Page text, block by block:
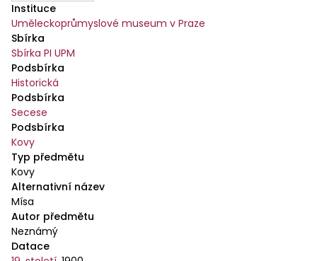
Instituce
Uměleckoprůmyslové museum v Praze
Sbírka
Sbírka PI UPM
Podsbírka
Historická
Podsbírka
Secese
Podsbírka
Kovy
Typ předmětu
Kovy
Alternativní název
Mísa
Autor předmětu
Neznámý
Datace